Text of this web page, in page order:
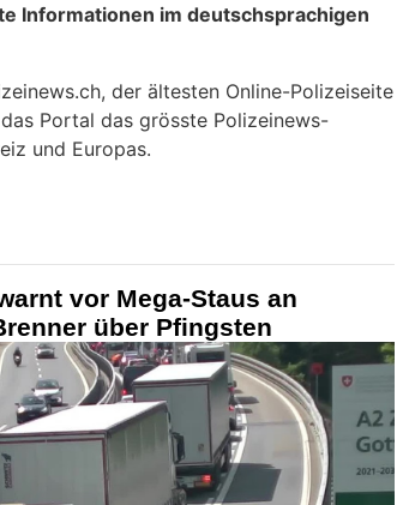
Informationen im deutschsprachigen
der ältesten Online-Polizeiseite
Portal das grösste Polizeinews-
und Europas.
vor Mega-Staus an
über Pfingsten